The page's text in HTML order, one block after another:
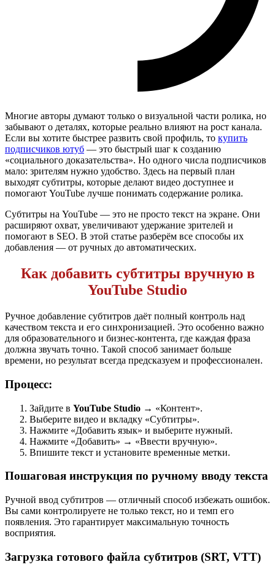
Многие авторы думают только о визуальной части ролика, но
забывают о деталях, которые реально влияют на рост канала.
Если вы хотите быстрее развить свой профиль, то купить
подписчиков ютуб — это быстрый шаг к созданию
«социального доказательства». Но одного числа подписчиков
мало: зрителям нужно удобство. Здесь на первый план
выходят субтитры, которые делают видео доступнее и
помогают YouTube лучше понимать содержание ролика.
Субтитры на YouTube — это не просто текст на экране. Они
расширяют охват, увеличивают удержание зрителей и
помогают в SEO. В этой статье разберём все способы их
добавления — от ручных до автоматических.
Как добавить субтитры вручную в
YouTube Studio
Ручное добавление субтитров даёт полный контроль над
качеством текста и его синхронизацией. Это особенно важно
для образовательного и бизнес-контента, где каждая фраза
должна звучать точно. Такой способ занимает больше
времени, но результат всегда предсказуем и профессионален.
Процесс:
Зайдите в YouTube Studio → «Контент».
Выберите видео и вкладку «Субтитры».
Нажмите «Добавить язык» и выберите нужный.
Нажмите «Добавить» → «Ввести вручную».
Впишите текст и установите временные метки.
Пошаговая инструкция по ручному вводу текста
Ручной ввод субтитров — отличный способ избежать ошибок.
Вы сами контролируете не только текст, но и темп его
появления. Это гарантирует максимальную точность
восприятия.
Загрузка готового файла субтитров (SRT, VTT)